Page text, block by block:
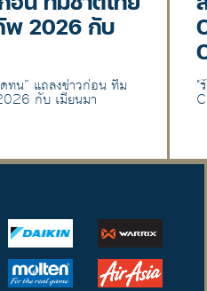
พ 2026 กับ
ทน” แถลงข่าวก่อน ทีม
กับ เมียนมา
"